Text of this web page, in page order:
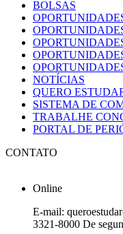
BOLSAS
NOTÍCIAS
QUERO
SISTEMA DE
TRABALHE
PORTAL DE
CONTATO
Online
E-mail:
3321-8000 De